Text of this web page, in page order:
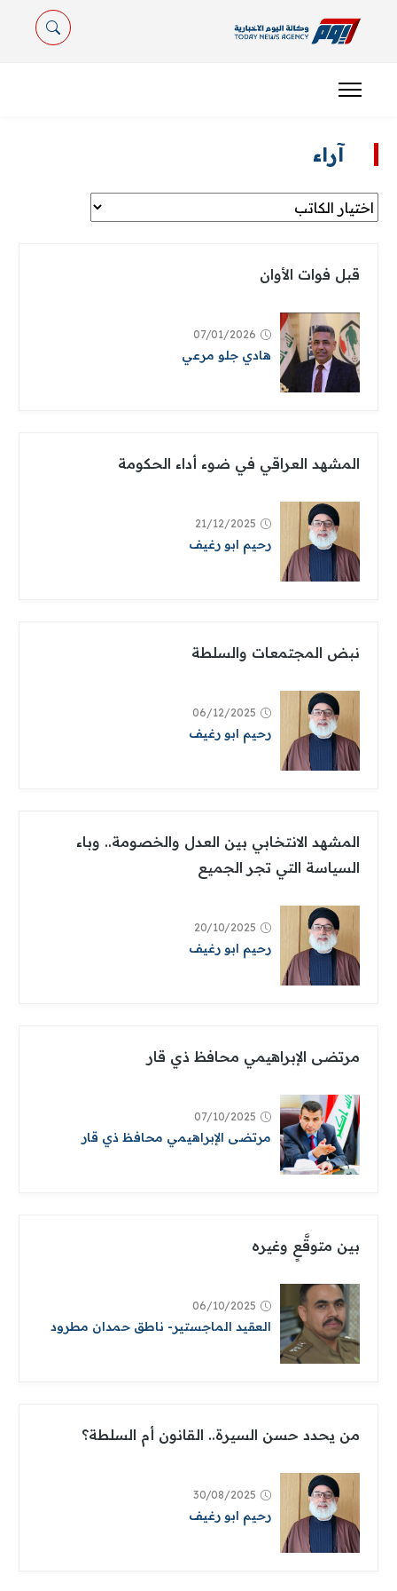
آراء
قبل فوات الأوان
07/01/2026
هادي جلو مرعي
المشهد العراقي في ضوء أداء الحكومة
21/12/2025
رحيم ابو رغيف
نبض المجتمعات والسلطة
06/12/2025
رحيم ابو رغيف
المشهد الانتخابي بين العدل والخصومة.. وباء
السياسة التي تجر الجميع
20/10/2025
رحيم ابو رغيف
مرتضى الإبراهيمي محافظ ذي قار
07/10/2025
مرتضى الإبراهيمي محافظ ذي قار
بين متوقَّعٍ وغيره
06/10/2025
العقيد الماجستير- ناطق حمدان مطرود
من يحدد حسن السيرة.. القانون أم السلطة؟
30/08/2025
رحيم ابو رغيف